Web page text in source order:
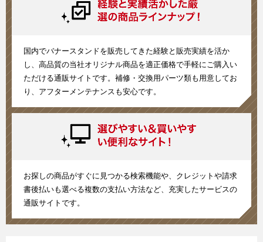
国内でバナースタンドを販売してきた経験と販売実績を活か
し、高品質の当社オリジナル商品を適正価格で手軽にご購入い
ただける通販サイトです。補修・交換用パーツ類も用意してお
り、アフターメンテナンスも安心です。
お探しの商品がすぐに見つかる検索機能や、クレジットや請求
書後払いも選べる複数の支払い方法など、充実したサービスの
通販サイトです。